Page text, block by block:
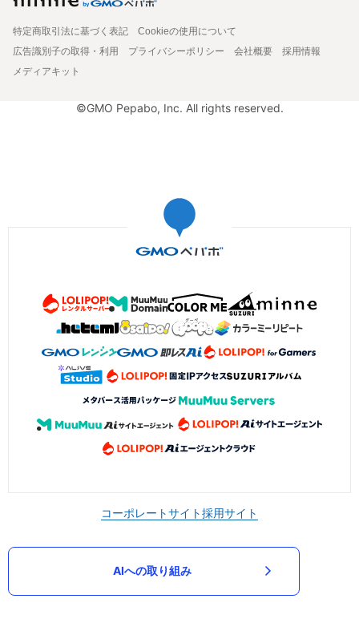
特定商取引法に基づく表記
Cookieの使用について
広告識別子の取得・利用
プライバシーポリシー 会社概要
採用情報
メディアキット
©GMO Pepabo, Inc. All rights reserved.
コーポレートサイト採用サイト
AIへの取り組み